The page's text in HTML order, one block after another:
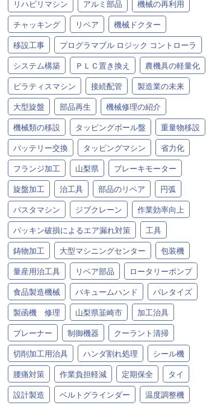
リハビリマシン アルミ部品
機械の再利用
チャッキング
リペア
機械ドクター
移設工事
プログラマブル ロジック コントローラ
システム構築
ＰＬＣ置き換え
農機具の軽量化
ピラティスマシン
接続配管
製造業の未来
大型旋盤
部品再生
機械修理の紹介
機械類の移設
タッピングボール盤
重量物移設
バッテリー交換
タッピングマシン
省力化
フランジ加工
山梨県
ブレーキモーター
旋盤加工
治工具 部品のリペア
円弧
パスタマシン
ジブクレーン
作業効率向上
パッキン破損によるエア漏れ対策
工具
鋳物加工
大型マシニングセンター
包装機
量産用治工具
リペア部品
ロータリーポンプ
食品製造機械
バキュームハンド
パレタイズ
製函機 修理
山梨県韮崎市
加工治具
プレーナー
制御機器
クーラント清掃
切削加工用治具
ハンダ割れ処理
シール機
腰痛対策
作業負担軽減 定期保全
タイ
設計製造
ベルトグラインダー
温度調整機